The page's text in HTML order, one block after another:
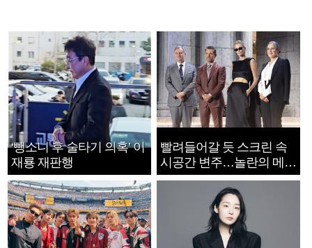
‘뺑소니 후 술타기 의혹’ 이
재룡 재판행
빨려들어갈 듯 스크린 속
시공간 변주…놀란의 메시
지는 ‘전쟁 속죄’